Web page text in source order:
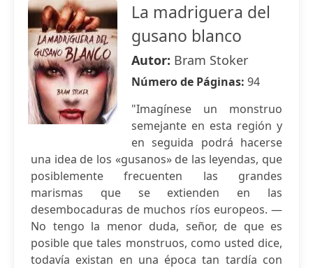
La madriguera del
gusano blanco
Autor: Bram Stoker
Número de Páginas: 94
"Imagínese un monstruo
semejante en esta región y
en seguida podrá hacerse
una idea de los «gusanos» de las leyendas, que
posiblemente frecuenten las grandes
marismas que se extienden en las
desembocaduras de muchos ríos europeos. —
No tengo la menor duda, señor, de que es
posible que tales monstruos, como usted dice,
todavía existan en una época tan tardía con